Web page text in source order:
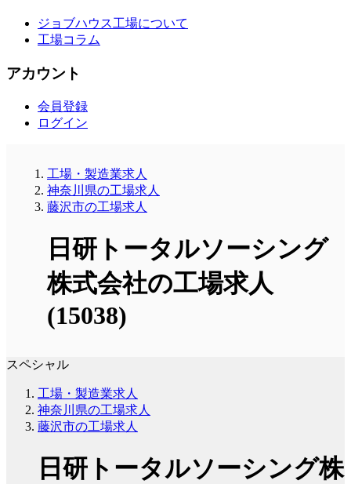
ジョブハウス工場について
工場コラム
アカウント
会員登録
ログイン
工場・製造業求人
神奈川県の工場求人
藤沢市の工場求人
日研トータルソーシング
株式会社の工場求人
(15038)
スペシャル
工場・製造業求人
神奈川県の工場求人
藤沢市の工場求人
日研トータルソーシング株